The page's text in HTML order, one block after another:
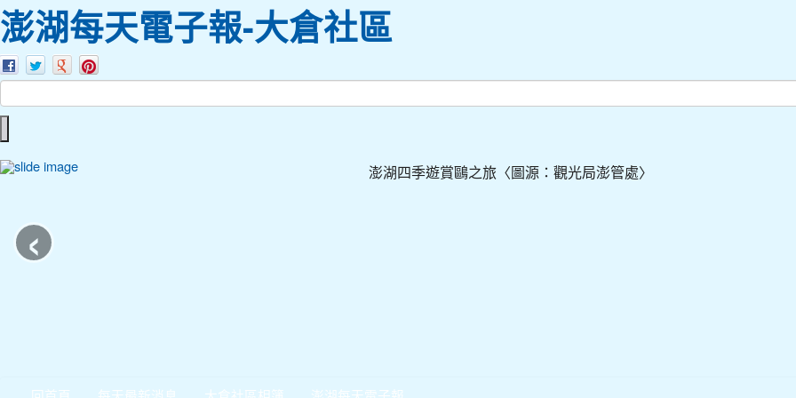
澎湖每天電子報-大倉社區
澎湖四季遊賞鷗之旅〈圖源：觀光局澎管處〉
‹